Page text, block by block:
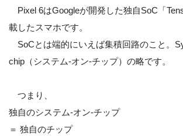
Pixel 6はGoogleが開発した独自SoC「
載したスマホです。
SoCとは端的にいえば集積回路のこと。
chip（システム-オン-チップ）の略です。
つまり、
独自のシステム-オン-チップ
＝ 独自のチップ